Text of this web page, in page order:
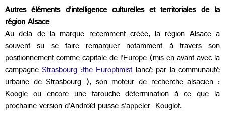
Autres éléments d’intelligence culturelles et territoriales de la
région Alsace
Au dela de la marque recemment créée, la région Alsace a
souvent su se faire remarquer notamment à travers son
positionnement comme capitale de l’Europe (mis en avant avec la
campagneStrasbourg :the Europtimist lancé par la communauté
urbaine de Strasbourg ), son moteur de recherche alsacien :
Koogle ou encore une farouche détermination à ce que la
prochaine version d’Androïd puisse s’appeler Kouglof.